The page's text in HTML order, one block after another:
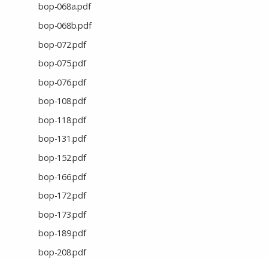
bop-068a.pdf
bop-068b.pdf
bop-072.pdf
bop-075.pdf
bop-076.pdf
bop-108.pdf
bop-118.pdf
bop-131.pdf
bop-152.pdf
bop-166.pdf
bop-172.pdf
bop-173.pdf
bop-189.pdf
bop-208.pdf